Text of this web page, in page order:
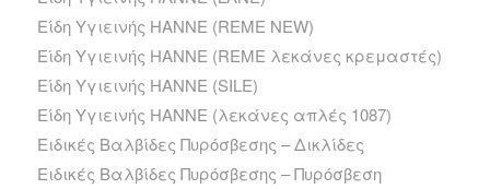
Είδη Υγιεινής HANNE (REME NEW)
Είδη Υγιεινής HANNE (REME λεκάνες κρεμαστές)
Είδη Υγιεινής HANNE (SILE)
Είδη Υγιεινής HANNE (λεκάνες απλές 1087)
Ειδικές Βαλβίδες Πυρόσβεσης – Δικλίδες
Ειδικές Βαλβίδες Πυρόσβεσης – Πυρόσβεση